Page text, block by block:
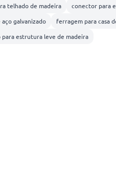
telhado de madeira
conector para
galvanizado
ferragem para casa
para estrutura leve de madeira